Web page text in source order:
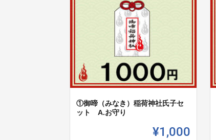
①御啼（みなき）稲荷神社氏子セ
ット A.お守り
¥1,000